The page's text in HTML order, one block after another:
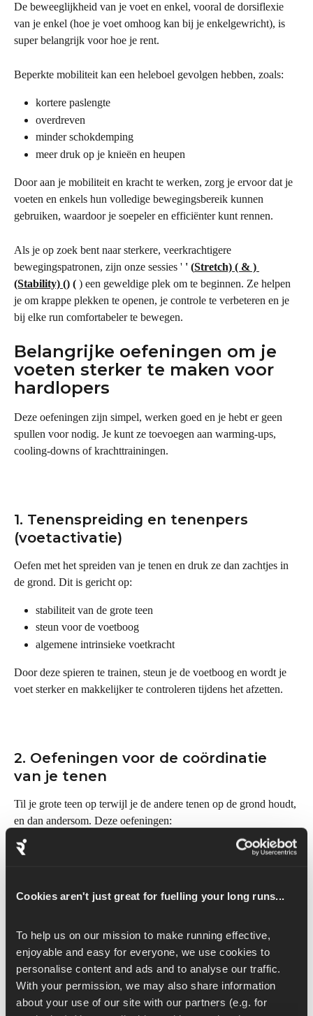
Cookies aren't just great for fuelling your long runs...
To help us on our mission to make running effective,
enjoyable and easy for everyone, we use cookies to
personalise content and ads and to analyse our traffic.
With your permission, we may also share information
about your use of our site with our partners (e.g. for
De beweeglijkheid van je voet en enkel, vooral de dorsiflexie
van je enkel (hoe je voet omhoog kan bij je enkelgewricht), is
super belangrijk voor hoe je rent.
Beperkte mobiliteit kan een heleboel gevolgen hebben, zoals:
kortere paslengte
overdreven
minder schokdemping
meer druk op je knieën en heupen
Door aan je mobiliteit en kracht te werken, zorg je ervoor dat je
voeten en enkels hun volledige bewegingsbereik kunnen
gebruiken, waardoor je soepeler en efficiënter kunt rennen.
Als je op zoek bent naar sterkere, veerkrachtigere
bewegingspatronen, zijn onze sessies ' ' (Stretch) ( & )
(Stability) () ( ) een geweldige plek om te beginnen. Ze helpen
je om krappe plekken te openen, je controle te verbeteren en je
bij elke run comfortabeler te bewegen.
Belangrijke oefeningen om je
voeten sterker te maken voor
hardlopers
Deze oefeningen zijn simpel, werken goed en je hebt er geen
spullen voor nodig. Je kunt ze toevoegen aan warming-ups,
cooling-downs of krachttrainingen.
1. Tenenspreiding en tenenpers
(voetactivatie)
Oefen met het spreiden van je tenen en druk ze dan zachtjes in
de grond. Dit is gericht op:
stabiliteit van de grote teen
steun voor de voetboog
algemene intrinsieke voetkracht
Door deze spieren te trainen, steun je de voetboog en wordt je
voet sterker en makkelijker te controleren tijdens het afzetten.
2. Oefeningen voor de coördinatie
van je tenen
Til je grote teen op terwijl je de andere tenen op de grond houdt,
en dan andersom. Deze oefeningen:
3. De vierpootsbalansdrill